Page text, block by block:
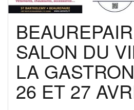
SALON DU
LA
26 ET 27